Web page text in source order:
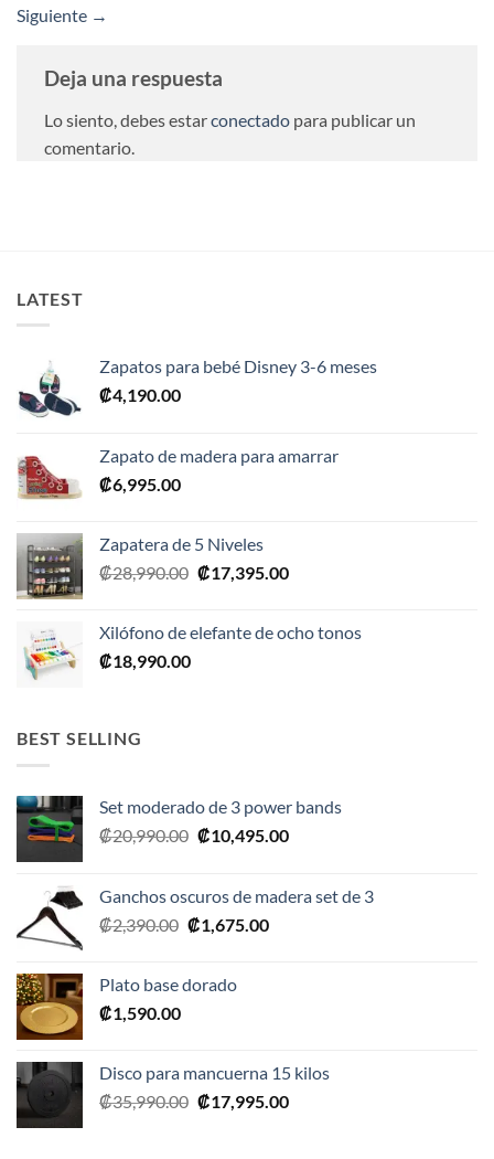
Siguiente →
Deja una respuesta
Lo siento, debes estarconectado para publicar un
comentario.
LATEST
Zapatos para bebé Disney 3-6 meses
₡4,190.00
Zapato de madera para amarrar
₡6,995.00
Zapatera de 5 Niveles
₡28,990.00 El
era:
₡17,395.00El
es:
Xilófono de elefante de ocho tonos
₡18,990.00
BEST SELLING
Set moderado de 3 power bands
₡20,990.00 El
era:
₡20,990.00.
₡10,495.00El
es:
Ganchos oscuros de madera set de 3
₡2,390.00 El
era:
₡1,675.00El
Plato base dorado
₡1,590.00
Disco para mancuerna 15 kilos
₡35,990.00 El
₡17,995.00El